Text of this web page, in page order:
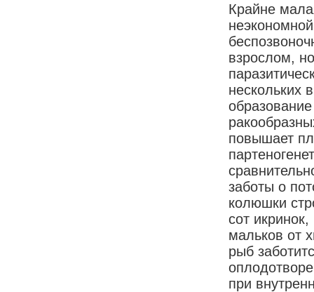
Крайне
взрослом,
нескольких
повышает
заботы о
колюшки
сот
мальков от
рыб
при